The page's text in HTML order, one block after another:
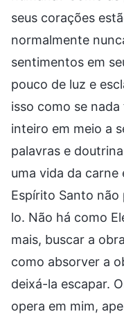
seus corações
normalmente
sentimentos em
pouco de luz e
isso como se
inteiro em meio a
palavras e
uma vida da
Espírito Santo
lo. Não há como
mais, buscar a
como absorver a
deixá-la escapar.
opera em mim,